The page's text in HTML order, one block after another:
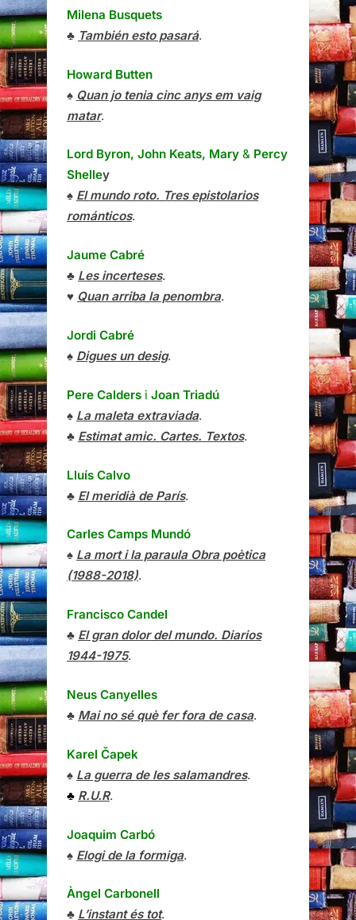
Milena Busquets
♣ También esto pasará.
Howard Butten
♠ Quan jo tenia cinc anys em vaig
matar.
Lord Byron, John Keats, Mary & Percy
Shelley
♠ El mundo roto. Tres epistolarios
románticos.
Jaume Cabré
♣ Les incerteses.
♥ Quan arriba la penombra.
Jordi Cabré
♠ Digues un desig.
Pere Calders i Joan Triadú
♠ La maleta extraviada.
♣ Estimat amic. Cartes. Textos.
Lluís Calvo
♣ El meridià de París.
Carles Camps Mundó
♠ La mort i la paraula Obra poètica
(1988-2018).
Francisco Candel
♣ El gran dolor del mundo. Diarios
1944-1975.
Neus Canyelles
♣ Mai no sé què fer fora de casa.
Karel Čapek
♠ La guerra de les salamandres.
♣ R.U.R.
Joaquim Carbó
♠ Elogi de la formiga.
Àngel Carbonell
♣ L’instant és tot.